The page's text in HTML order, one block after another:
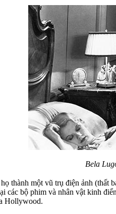
Bela
thành một vũ trụ điện ảnh (thất
các bộ phim và nhân vật kinh
Hollywood.